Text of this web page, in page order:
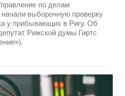
по делам
начали выборочную проверку
у прибывающих в Ригу. Об
Рижской думы Гиртс